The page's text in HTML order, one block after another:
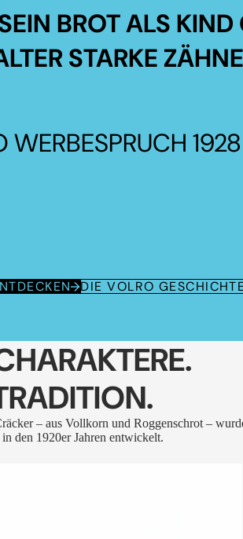
BROT ALS KIND
STARKE
WERBESPRUCH 1928
DIE VOLRO
– aus Vollkorn und Roggenschrot –
den 1920er Jahren entwickelt.